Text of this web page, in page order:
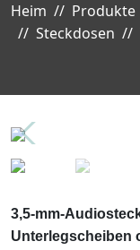
Heim Produkte
Steckdosen
3,5-mm-
Unterlegscheiben